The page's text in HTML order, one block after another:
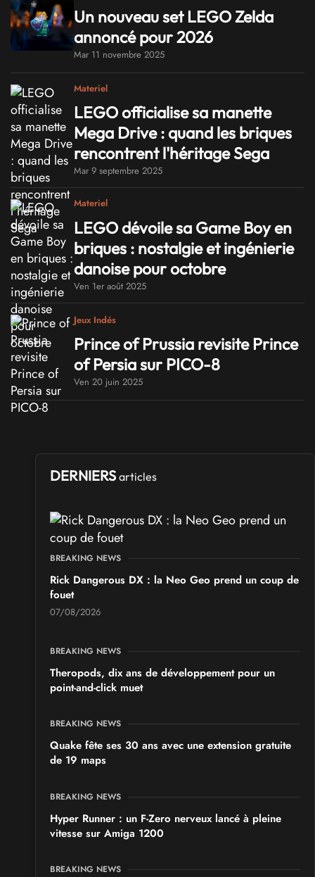
Un nouveau set LEGO Zelda
annoncé pour 2026
Mar 11 novembre 2025
Materiel
LEGO officialise sa manette
Mega Drive : quand les briques
rencontrent l'héritage Sega
Mar 9 septembre 2025
Materiel
LEGO dévoile sa Game Boy en
briques : nostalgie et ingénierie
danoise pour octobre
Ven 1er août 2025
Jeux Indés
Prince of Prussia revisite Prince
of Persia sur PICO-8
Ven 20 juin 2025
DERNIERS articles
BREAKING NEWS
Rick Dangerous DX : la Neo Geo prend un coup de
fouet
07/08/2026
BREAKING NEWS
Theropods, dix ans de développement pour un
point-and-click muet
BREAKING NEWS
Quake fête ses 30 ans avec une extension gratuite
de 19 maps
BREAKING NEWS
Hyper Runner : un F-Zero nerveux lancé à pleine
vitesse sur Amiga 1200
BREAKING NEWS